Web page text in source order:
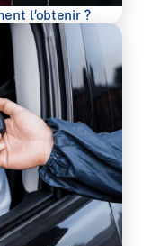
l’obtenir ?